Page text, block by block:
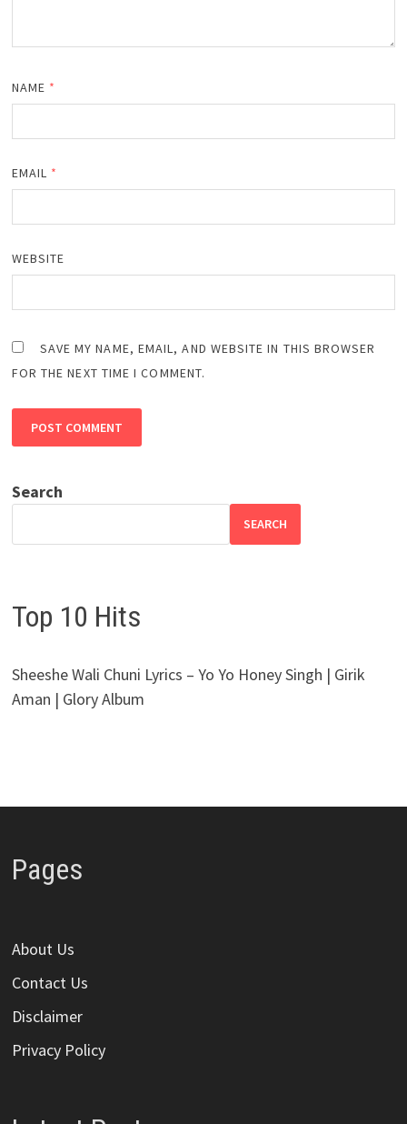
NAME *
EMAIL *
WEBSITE
SAVE MY NAME, EMAIL, AND WEBSITE IN THIS BROWSER
FOR THE NEXT TIME I COMMENT.
Search
SEARCH
Top 10 Hits
Sheeshe Wali Chuni Lyrics – Yo Yo Honey Singh | Girik
Aman | Glory Album
Pages
About Us
Contact Us
Disclaimer
Privacy Policy